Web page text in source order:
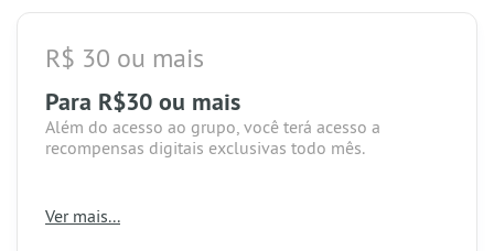
R$ 30 ou mais
Para R$30 ou mais
Além do acesso ao grupo, você terá acesso a
recompensas digitais exclusivas todo mês.
Ver mais...